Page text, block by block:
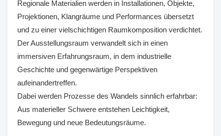
Regionale Materialien werden in Installationen, Objekte,
Projektionen, Klangräume und Performances übersetzt
und zu einer vielschichtigen Raumkomposition verdichtet.
Der Ausstellungsraum verwandelt sich in einen
immersiven Erfahrungsraum, in dem industrielle
Geschichte und gegenwärtige Perspektiven
aufeinandertreffen.
Dabei werden Prozesse des Wandels sinnlich erfahrbar:
Aus materieller Schwere entstehen Leichtigkeit,
Bewegung und neue Bedeutungsräume.